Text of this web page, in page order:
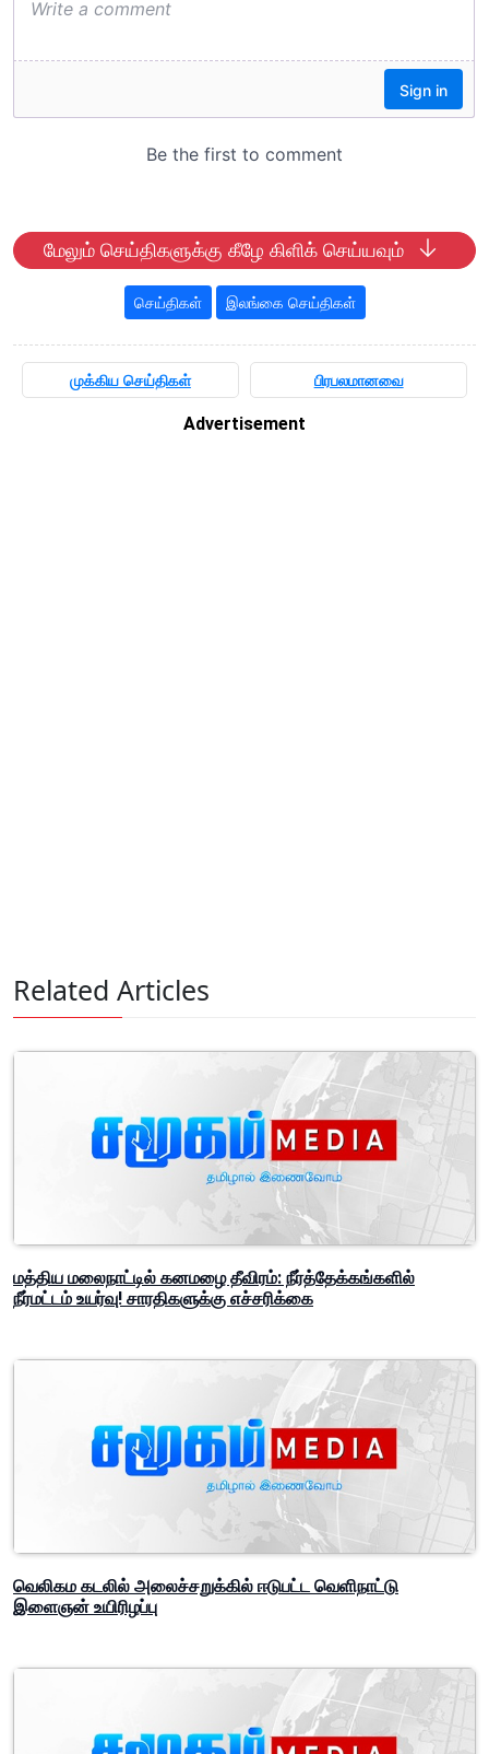
மேலும் செய்திகளுக்கு கீழே கிளிக் செய்யவும்
செய்திகள் இலங்கை செய்திகள்
முக்கிய செய்திகள் பிரபலமானவை
Advertisement
Related Articles
மத்திய மலைநாட்டில் கனமழை தீவிரம்: நீர்த்தேக்கங்களில்
நீர்மட்டம் உயர்வு! சாரதிகளுக்கு எச்சரிக்கை
வெலிகம கடலில் அலைச்சறுக்கில் ஈடுபட்ட வெளிநாட்டு
இளைஞன் உயிரிழப்பு